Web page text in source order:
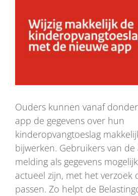
afbeelding
Ouders kunnen vanaf
app de gegevens over hun
kinderopvangtoeslag
bijwerken. Gebruikers van
melding als gegevens
actueel zijn, met het verzoek
passen. Zo helpt de